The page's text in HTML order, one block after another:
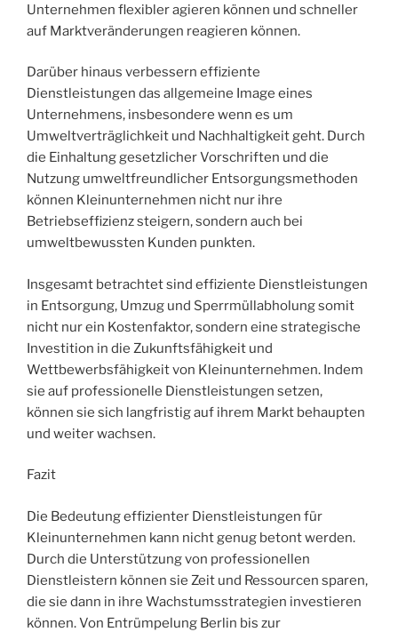
Unternehmen flexibler agieren können und schneller
auf Marktveränderungen reagieren können.
Darüber hinaus verbessern effiziente
Dienstleistungen das allgemeine Image eines
Unternehmens, insbesondere wenn es um
Umweltverträglichkeit und Nachhaltigkeit geht. Durch
die Einhaltung gesetzlicher Vorschriften und die
Nutzung umweltfreundlicher Entsorgungsmethoden
können Kleinunternehmen nicht nur ihre
Betriebseffizienz steigern, sondern auch bei
umweltbewussten Kunden punkten.
Insgesamt betrachtet sind effiziente Dienstleistungen
in Entsorgung, Umzug und Sperrmüllabholung somit
nicht nur ein Kostenfaktor, sondern eine strategische
Investition in die Zukunftsfähigkeit und
Wettbewerbsfähigkeit von Kleinunternehmen. Indem
sie auf professionelle Dienstleistungen setzen,
können sie sich langfristig auf ihrem Markt behaupten
und weiter wachsen.
Fazit
Die Bedeutung effizienter Dienstleistungen für
Kleinunternehmen kann nicht genug betont werden.
Durch die Unterstützung von professionellen
Dienstleistern können sie Zeit und Ressourcen sparen,
die sie dann in ihre Wachstumsstrategien investieren
können. Von Entrümpelung Berlin bis zur